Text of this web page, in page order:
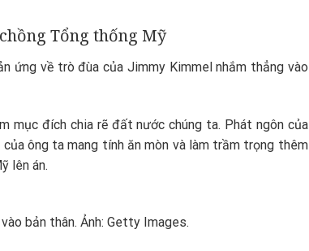
Tổng thống Mỹ
ứng về trò đùa của Jimmy Kimmel nhắm thẳng vào
mục đích chia rẽ đất nước chúng ta. Phát ngôn của
ông ta mang tính ăn mòn và làm trầm trọng thêm
lên án.
bản thân. Ảnh: Getty Images.